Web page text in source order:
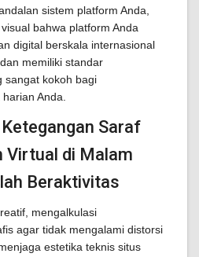
sistem platform Anda,
bahwa platform Anda
digital berskala internasional
memiliki standar
sangat kokoh bagi
Anda.
Saraf
Virtual di Malam
Beraktivitas
mengalkulasi
agar tidak mengalami distorsi
estetika teknis situs